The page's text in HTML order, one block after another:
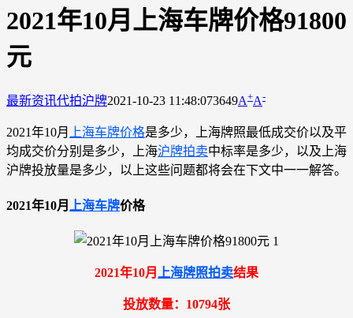
2021年10月上海车牌价格91800
元
最新资讯代拍沪牌2021-10-23 11:48:073649A+A-
2021年10月 上海车牌价格是多少，上海牌照最低成交价以及平
均成交价分别是多少，上海沪牌拍卖中标率是多少，以及上海
沪牌投放量是多少，以上这些问题都将会在下文中一一解答。
2021年10月 上海车牌价格
2021年10月 上海牌照拍卖结果
投放数量：10794张